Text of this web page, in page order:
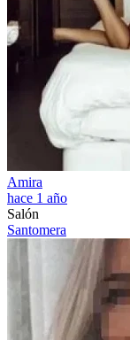
Amira
hace 1 año
Salón
Santomera